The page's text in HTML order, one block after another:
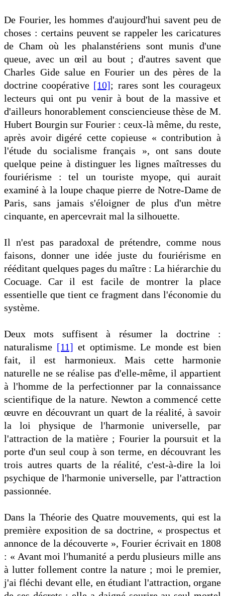
De Fourier, les hommes d'aujourd'hui savent peu de
choses : certains peuvent se rappeler les caricatures
de Cham où les phalanstériens sont munis d'une
queue, avec un œil au bout ; d'autres savent que
Charles Gide salue en Fourier un des pères de la
doctrine coopérative [10]; rares sont les courageux
lecteurs qui ont pu venir à bout de la massive et
d'ailleurs honorablement consciencieuse thèse de M.
Hubert Bourgin sur Fourier : ceux-là même, du reste,
après avoir digéré cette copieuse « contribution à
l'étude du socialisme français », ont sans doute
quelque peine à distinguer les lignes maîtresses du
fouriérisme : tel un touriste myope, qui aurait
examiné à la loupe chaque pierre de Notre-Dame de
Paris, sans jamais s'éloigner de plus d'un mètre
cinquante, en apercevrait mal la silhouette.
Il n'est pas paradoxal de prétendre, comme nous
faisons, donner une idée juste du fouriérisme en
rééditant quelques pages du maître : La hiérarchie du
Cocuage. Car il est facile de montrer la place
essentielle que tient ce fragment dans l'économie du
système.
Deux mots suffisent à résumer la doctrine :
naturalisme [11] et optimisme. Le monde est bien
fait, il est harmonieux. Mais cette harmonie
naturelle ne se réalise pas d'elle-même, il appartient
à l'homme de la perfectionner par la connaissance
scientifique de la nature. Newton a commencé cette
œuvre en découvrant un quart de la réalité, à savoir
la loi physique de l'harmonie universelle, par
l'attraction de la matière ; Fourier la poursuit et la
porte d'un seul coup à son terme, en découvrant les
trois autres quarts de la réalité, c'est-à-dire la loi
psychique de l'harmonie universelle, par l'attraction
passionnée.
Dans la Théorie des Quatre mouvements, qui est la
première exposition de sa doctrine, « prospectus et
annonce de la découverte », Fourier écrivait en 1808
: « Avant moi l'humanité a perdu plusieurs mille ans
à lutter follement contre la nature ; moi le premier,
j'ai fléchi devant elle, en étudiant l'attraction, organe